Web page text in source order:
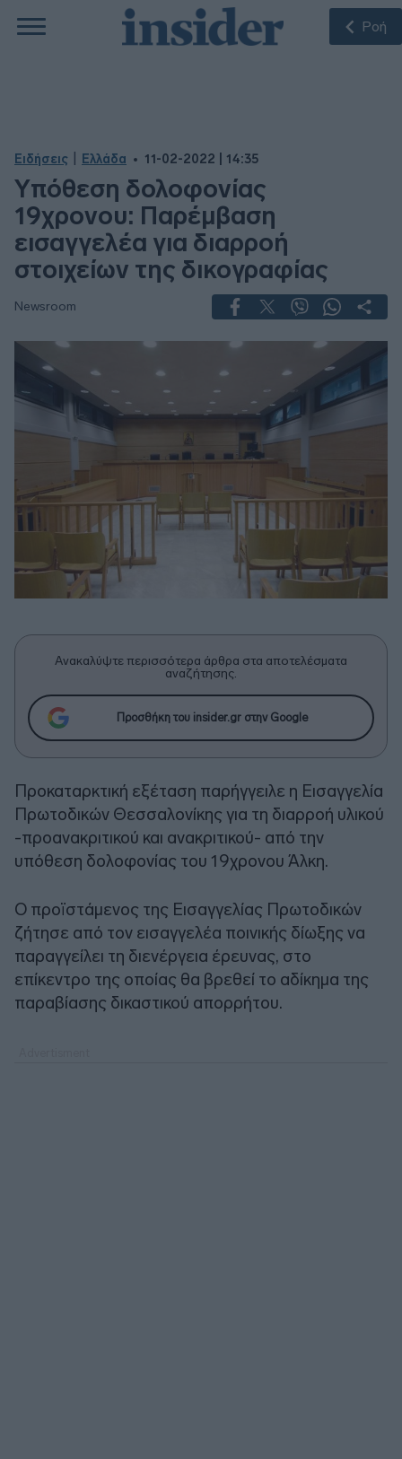
Ροή
Ειδήσεις Ελλάδα 11-02-2022 | 14:35
Υπόθεση δολοφονίας
19χρονου: Παρέμβαση
εισαγγελέα για διαρροή
στοιχείων της δικογραφίας
Newsroom
Ανακαλύψτε περισσότερα άρθρα στα αποτελέσματα
αναζήτησης.
Προσθήκη του insider.gr στην Google
Προκαταρκτική εξέταση παρήγγειλε η Εισαγγελία
Πρωτοδικών Θεσσαλονίκης για τη διαρροή υλικού
-προανακριτικού και ανακριτικού- από την
υπόθεση δολοφονίας του 19χρονου Άλκη.
Ο προϊστάμενος της Εισαγγελίας Πρωτοδικών
ζήτησε από τον εισαγγελέα ποινικής δίωξης να
παραγγείλει τη διενέργεια έρευνας, στο
επίκεντρο της οποίας θα βρεθεί το αδίκημα της
παραβίασης δικαστικού απορρήτου.